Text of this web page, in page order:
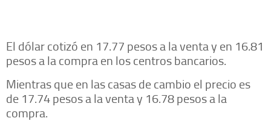
El dólar cotizó en 17.77 pesos a la venta y en 16.81
pesos a la compra en los centros bancarios.
Mientras que en las casas de cambio el precio es
de 17.74 pesos a la venta y 16.78 pesos a la
compra.